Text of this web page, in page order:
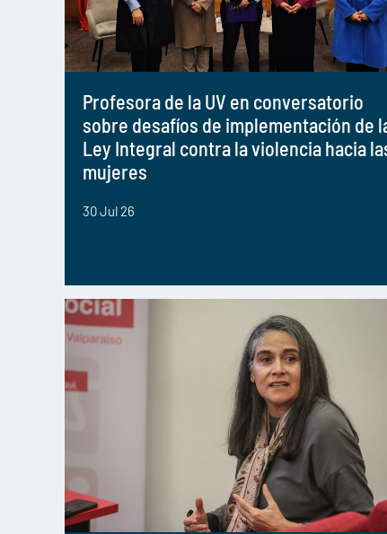
Profesora de la UV en conversatorio
sobre desafíos de implementación de
Ley Integral contra la violencia hacia
mujeres
30 Jul 26